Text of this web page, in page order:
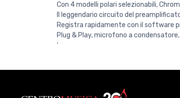
Con 4 modelli polari selezionabili,
Il leggendario circuito del
Registra rapidamente con il software
Plug & Play, microfono a
'